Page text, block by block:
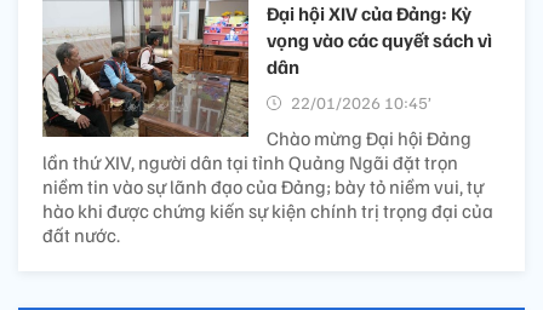
Đại hội XIV của Đảng: Kỳ
vọng vào các quyết sách vì
dân
22/01/2026 10:45’
Chào mừng Đại hội Đảng
lần thứ XIV, người dân tại tỉnh Quảng Ngãi đặt trọn
niềm tin vào sự lãnh đạo của Đảng; bày tỏ niềm vui, tự
hào khi được chứng kiến sự kiện chính trị trọng đại của
đất nước.